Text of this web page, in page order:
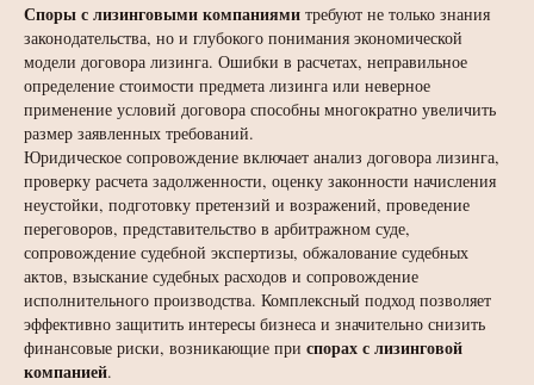
Споры с лизинговыми компаниями требуют не только знания
законодательства, но и глубокого понимания экономической
модели договора лизинга. Ошибки в расчетах, неправильное
определение стоимости предмета лизинга или неверное
применение условий договора способны многократно увеличить
размер заявленных требований.
Юридическое сопровождение включает анализ договора лизинга,
проверку расчета задолженности, оценку законности начисления
неустойки, подготовку претензий и возражений, проведение
переговоров, представительство в арбитражном суде,
сопровождение судебной экспертизы, обжалование судебных
актов, взыскание судебных расходов и сопровождение
исполнительного производства. Комплексный подход позволяет
эффективно защитить интересы бизнеса и значительно снизить
финансовые риски, возникающие при спорах с лизинговой
компанией.